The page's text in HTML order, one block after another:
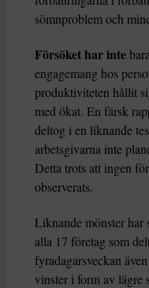
sömnproblem och
Försöket har inte
engagemang hos
produktiviteten hållit
med ökat. En färsk
deltog i en liknande
arbetsgivarna inte
Detta trots att ingen
observerats.
Liknande mönster
alla 17 företag som
fyradagarsveckan
vinster i form av lägre